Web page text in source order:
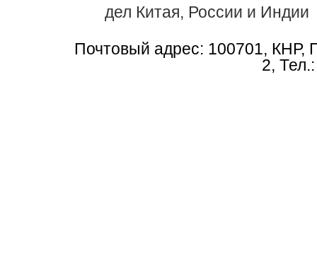
дел Китая, России и Индии
Почтовый адрес: 100701, КНР,
2,